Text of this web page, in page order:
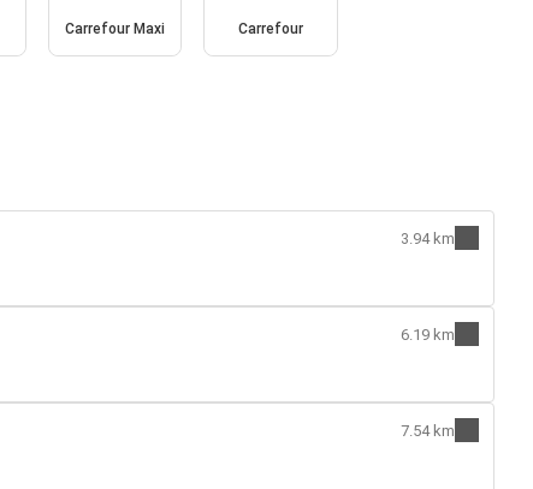
Carrefour Maxi Carrefour
3.94 km
6.19 km
7.54 km